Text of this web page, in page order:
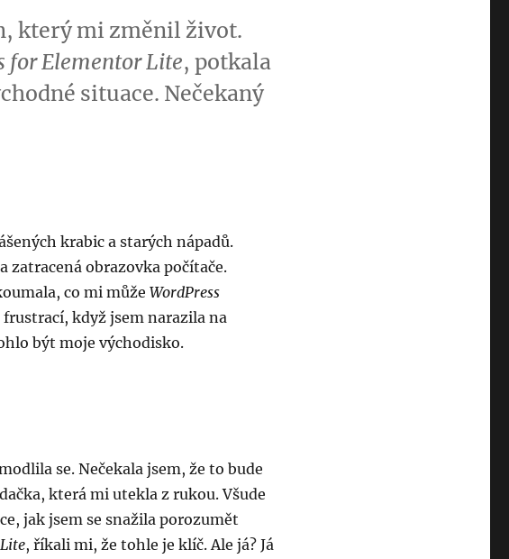
který mi změnil život.
for Elementor Lite, potkala
situace. Nečekaný
krabic a starých nápadů.
zatracená obrazovka počítače.
co mi můžeWordPress
když jsem narazila na
být moje východisko.
se. Nečekala jsem, že to bude
která mi utekla z rukou. Všude
jak jsem se snažila porozumět
, říkali mi, že tohle je klíč. Ale já? Já